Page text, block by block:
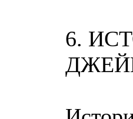
6.